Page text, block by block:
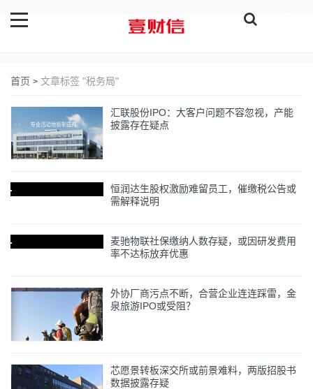
首页 > 文章标签 "税务局"
汇联股份IPO：大客户问题不容忽视，产能
披露存在疑点
恒润达生股权激励难留员工，催缴税公告或
需解释说明
麦驰物联社保缴纳人数存疑，或因研发费用
率不达标放弃优惠
外协厂商污点不断，合营企业连连踩雷，金
泉旅游IPO或受阻？
芯愿景转板深交所或前景难料，两版招股书
数据披露存疑